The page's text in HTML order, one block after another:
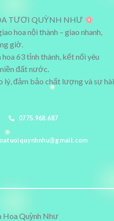
TƯƠI QUỲNH NHƯ
hoa nội thành – giao nhanh,
giờ.
63 tỉnh thành, kết nối yêu
đất nước.
lý, đảm bảo chất lượng và sự hài
0775.968.687
Quỳnh Như